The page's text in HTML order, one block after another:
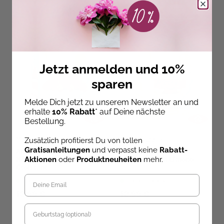
Ähnlliche Produkte
Melanie Czerny
Amusing Lovables
Häkelset Jacques
12,99 €
Melanie Czerny
Amusing Lovables
Häkelset Tarta Limone
12,99 €
Jetzt anmelden und 10%
sparen
Melde Dich jetzt zu unserem Newsletter an und
erhalte 10% Rabatt* auf Deine nächste
Bestellung.
Zusätzlich profitierst Du von tollen
Gratisanleitungen und verpasst keine Rabatt-
Aktionen oder Produktneuheiten mehr.
Geburtstag